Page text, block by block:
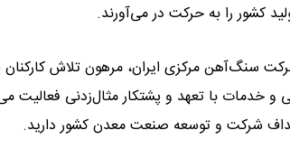
کشور را به حرکت در می‌آورند.
سنگ‌آهن مرکزی ایران، مرهون تلاش
خدمات با تعهد و پشتکار مثال‌زدنی فعالیت
شرکت و توسعه صنعت معدن کشور دارید.